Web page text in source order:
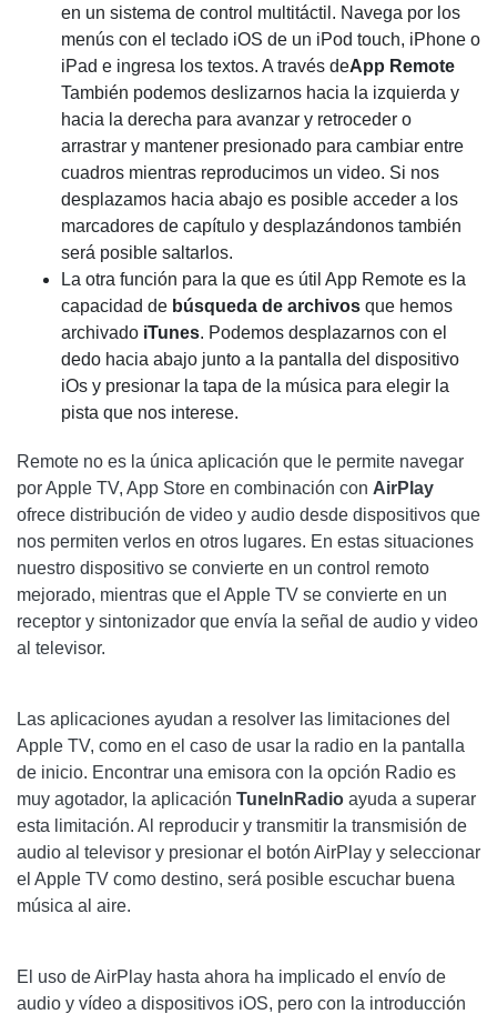
en un sistema de control multitáctil. Navega por los
menús con el teclado iOS de un iPod touch, iPhone o
iPad e ingresa los textos. A través deApp Remote
También podemos deslizarnos hacia la izquierda y
hacia la derecha para avanzar y retroceder o
arrastrar y mantener presionado para cambiar entre
cuadros mientras reproducimos un video. Si nos
desplazamos hacia abajo es posible acceder a los
marcadores de capítulo y desplazándonos también
será posible saltarlos.
La otra función para la que es útil App Remote es la
capacidad de búsqueda de archivos que hemos
archivado iTunes. Podemos desplazarnos con el
dedo hacia abajo junto a la pantalla del dispositivo
iOs y presionar la tapa de la música para elegir la
pista que nos interese.
Remote no es la única aplicación que le permite navegar
por Apple TV, App Store en combinación con AirPlay
ofrece distribución de video y audio desde dispositivos que
nos permiten verlos en otros lugares. En estas situaciones
nuestro dispositivo se convierte en un control remoto
mejorado, mientras que el Apple TV se convierte en un
receptor y sintonizador que envía la señal de audio y video
al televisor.
Las aplicaciones ayudan a resolver las limitaciones del
Apple TV, como en el caso de usar la radio en la pantalla
de inicio. Encontrar una emisora ​​con la opción Radio es
muy agotador, la aplicación TuneInRadio ayuda a superar
esta limitación. Al reproducir y transmitir la transmisión de
audio al televisor y presionar el botón AirPlay y seleccionar
el Apple TV como destino, será posible escuchar buena
música al aire.
El uso de AirPlay hasta ahora ha implicado el envío de
audio y vídeo a dispositivos iOS, pero con la introducción